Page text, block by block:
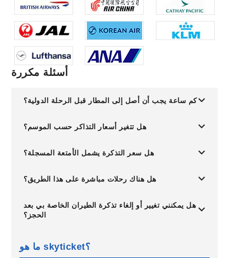
أسئلة مكررة
كم ساعة يجب أن أصل إلى المطار قبل الرحلة الدولية؟
هل تتغير أسعار التذاكر حسب الموسم؟
هل سعر التذكرة يشمل الأمتعة المسجلة؟
هل هناك رحلات مباشرة على هذا الطريق؟
هل يمكنني تغيير أو إلغاء تذكرة الطيران الخاصة بي بعد
الحجز؟
ما هو skyticket؟